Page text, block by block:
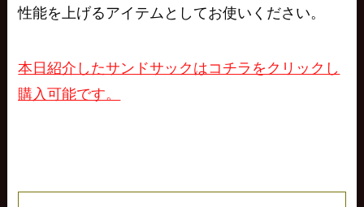
性能を上げるアイテムとしてお使いください。
本日紹介したサンドサックはコチラをクリックし
購入可能です。